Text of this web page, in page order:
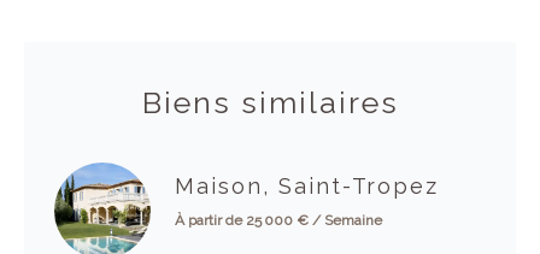
Biens similaires
Maison, Saint-Tropez
À partir de 25 000 € / Semaine